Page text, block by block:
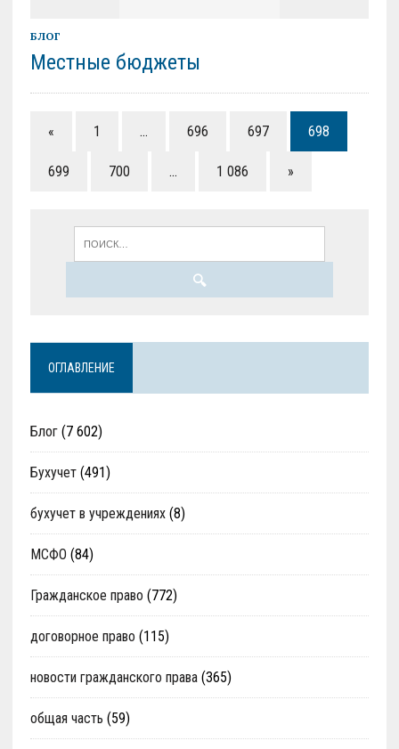
БЛОГ
Местные бюджеты
« 1 … 696 697 698
699 700 … 1 086 »
ОГЛАВЛЕНИЕ
Блог(7 602)
Бухучет(491)
бухучет в учреждениях(8)
МСФО (84)
Гражданское право (772)
договорное право (115)
новости гражданского права(365)
общая часть (59)